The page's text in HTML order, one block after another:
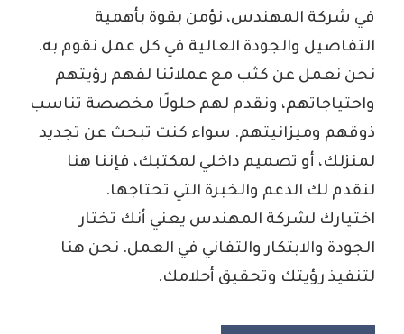
في شركة المهندس، نؤمن بقوة بأهمية
التفاصيل والجودة العالية في كل عمل نقوم به.
نحن نعمل عن كثب مع عملائنا لفهم رؤيتهم
واحتياجاتهم، ونقدم لهم حلولًا مخصصة تناسب
ذوقهم وميزانيتهم. سواء كنت تبحث عن تجديد
لمنزلك، أو تصميم داخلي لمكتبك، فإننا هنا
لنقدم لك الدعم والخبرة التي تحتاجها.
اختيارك لشركة المهندس يعني أنك تختار
الجودة والابتكار والتفاني في العمل. نحن هنا
لتنفيذ رؤيتك وتحقيق أحلامك.